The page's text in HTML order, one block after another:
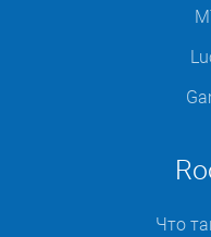
Что